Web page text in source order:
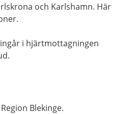
och Karlshamn. Här
i hjärtmottagningen
Blekinge.